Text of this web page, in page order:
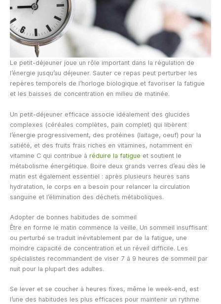
Le petit-déjeuner joue un rôle important dans la régulation de
l’énergie jusqu’au déjeuner. Sauter ce repas peut perturber les
repères temporels de l’horloge biologique et favoriser la fatigue
et les baisses de concentration en milieu de matinée.
Un petit-déjeuner efficace associe idéalement des glucides
complexes (céréales complètes, pain complet) qui libèrent
l’énergie progressivement, des protéines (laitage, oeuf) pour la
satiété, et des fruits frais riches en vitamines, notamment en
vitamine C qui contribue à réduire la fatigue et soutient le
métabolisme énergétique. Boire deux grands verres d’eau dès le
matin est également essentiel : après plusieurs heures sans
hydratation, le corps en a besoin pour relancer la circulation
sanguine et l’élimination des déchets métaboliques.
Adopter de bonnes habitudes de sommeil
Être en forme le matin commence la veille. Un sommeil insuffisant
ou perturbé se traduit inévitablement par de la fatigue, une
moindre capacité de concentration et un réveil difficile. Les
spécialistes recommandent de viser 7 à 9 heures de sommeil par
nuit pour la plupart des adultes.
Se lever et se coucher à heures fixes, même le week-end, est
l’une des habitudes les plus efficaces pour maintenir un rythme